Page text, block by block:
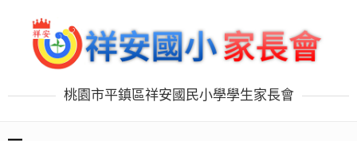
桃園市平鎮區祥安國民小學學生家長會